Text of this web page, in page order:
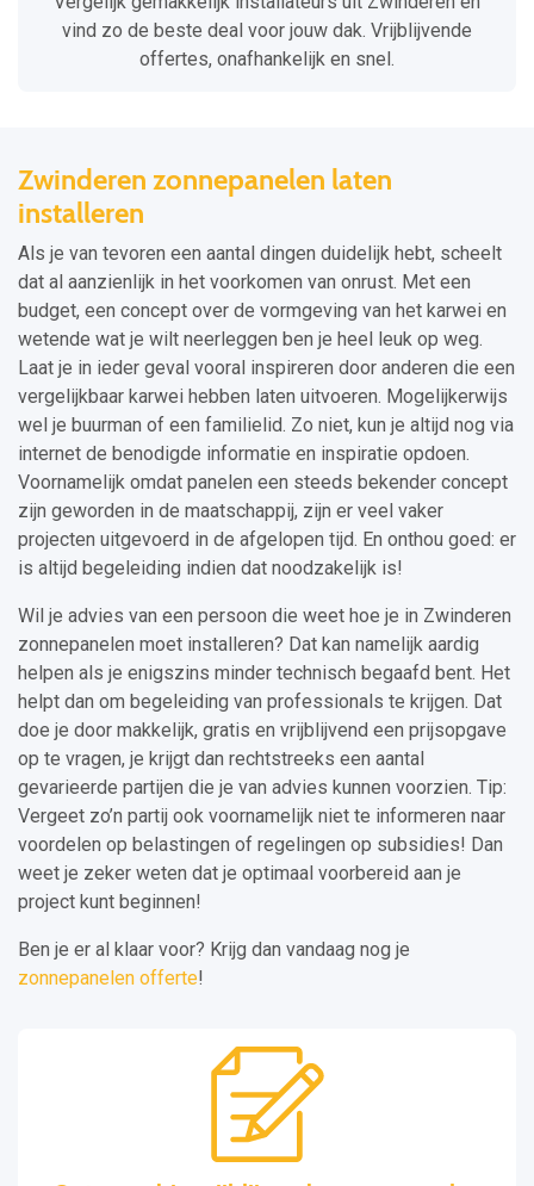
vind zo de beste deal voor jouw dak. Vrijblijvende
offertes, onafhankelijk en snel.
Zwinderen zonnepanelen laten
installeren
Als je van tevoren een aantal dingen duidelijk hebt, scheelt
dat al aanzienlijk in het voorkomen van onrust. Met een
budget, een concept over de vormgeving van het karwei en
wetende wat je wilt neerleggen ben je heel leuk op weg.
Laat je in ieder geval vooral inspireren door anderen die een
vergelijkbaar karwei hebben laten uitvoeren. Mogelijkerwijs
wel je buurman of een familielid. Zo niet, kun je altijd nog via
internet de benodigde informatie en inspiratie opdoen.
Voornamelijk omdat panelen een steeds bekender concept
zijn geworden in de maatschappij, zijn er veel vaker
projecten uitgevoerd in de afgelopen tijd. En onthou goed: er
is altijd begeleiding indien dat noodzakelijk is!
Wil je advies van een persoon die weet hoe je in Zwinderen
zonnepanelen moet installeren? Dat kan namelijk aardig
helpen als je enigszins minder technisch begaafd bent. Het
helpt dan om begeleiding van professionals te krijgen. Dat
doe je door makkelijk, gratis en vrijblijvend een prijsopgave
op te vragen, je krijgt dan rechtstreeks een aantal
gevarieerde partijen die je van advies kunnen voorzien. Tip:
Vergeet zo’n partij ook voornamelijk niet te informeren naar
voordelen op belastingen of regelingen op subsidies! Dan
weet je zeker weten dat je optimaal voorbereid aan je
project kunt beginnen!
Ben je er al klaar voor? Krijg dan vandaag nog je
zonnepanelen offerte!